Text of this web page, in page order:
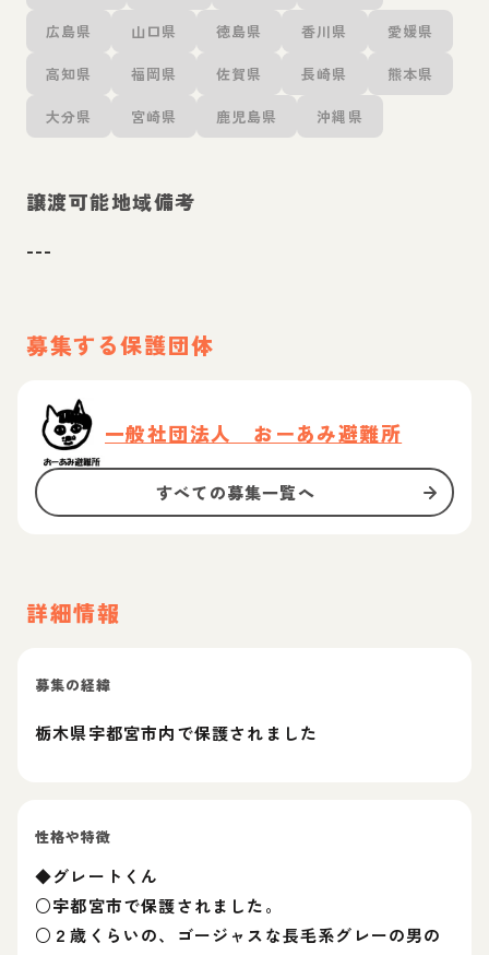
広島県 山口県 徳島県 香川県 愛媛県
高知県 福岡県 佐賀県 長崎県 熊本県
大分県 宮崎県 鹿児島県 沖縄県
譲渡可能地域備考
---
募集する保護団体
一般社団法人 おーあみ避難所
すべての募集一覧へ
詳細情報
募集の経緯
栃木県宇都宮市内で保護されました
性格や特徴
◆グレートくん
○宇都宮市で保護されました。
○２歳くらいの、ゴージャスな長毛系グレーの男の